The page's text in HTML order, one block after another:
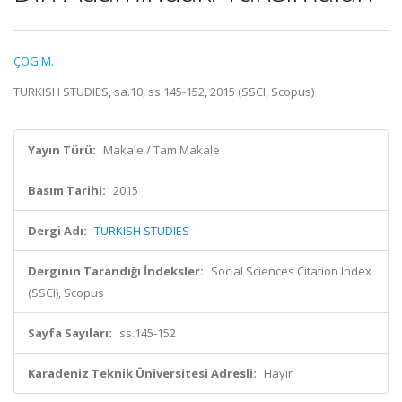
ÇOG M.
TURKISH STUDIES, sa.10, ss.145-152, 2015 (SSCI, Scopus)
Yayın Türü: Makale / Tam Makale
Basım Tarihi: 2015
Dergi Adı: TURKISH STUDIES
Derginin Tarandığı İndeksler: Social Sciences Citation Index
(SSCI), Scopus
Sayfa Sayıları: ss.145-152
Karadeniz Teknik Üniversitesi Adresli: Hayır